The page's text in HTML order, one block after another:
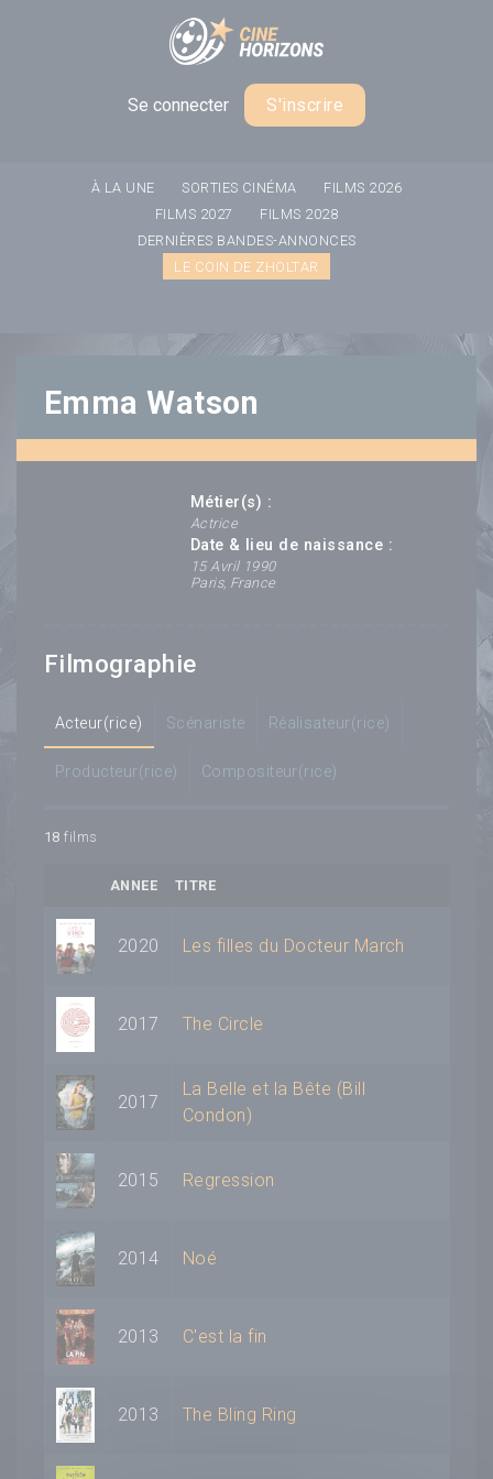
Se connecter S'inscrire
À LA UNE SORTIES CINÉMA
FILMS 2026
FILMS 2027
FILMS 2028
DERNIÈRES BANDES-ANNONCES
LE COIN DE ZHOLTAR
Emma Watson
Métier(s) :
Actrice
Date & lieu de naissance :
15 Avril 1990
Paris, France
Filmographie
Acteur(rice) Scénariste Réalisateur(rice)
Producteur(rice) Compositeur(rice)
18 films
ANNEE TITRE
2020 Les filles du Docteur March
2017 The Circle
2017
La Belle et la Bête (Bill
Condon)
2015 Regression
2014 Noé
2013 C'est la fin
2013 The Bling Ring
Panneau de gestion des cookies